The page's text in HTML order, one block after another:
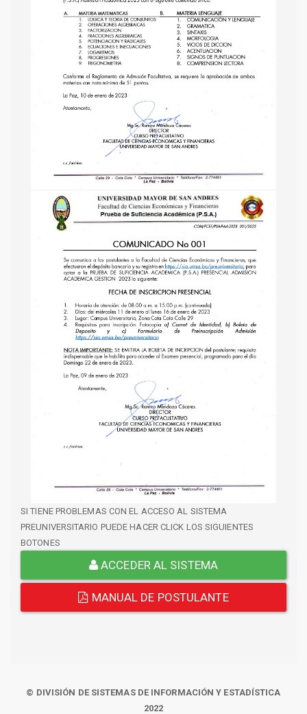
SI TIENE PROBLEMAS CON EL ACCESO AL SISTEMA
PREUNIVERSITARIO PUEDE HACER CLICK LOS SIGUIENTES
BOTONES
ACCEDER AL SISTEMA
MANUAL DE POSTULANTE
© DIVISIÓN DE SISTEMAS DE INFORMACIÓN Y ESTADÍSTICA
2022